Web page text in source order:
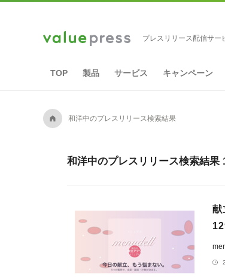
プレスリリース配信サー
TOP 製品 サービス キャンペーン
A 和洋中のプレスリリース検索結果
和洋中のプレスリリース検索結果
献